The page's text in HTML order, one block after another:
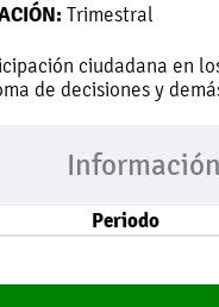
Trimestral
ciudadana en
de decisiones y
Periodo